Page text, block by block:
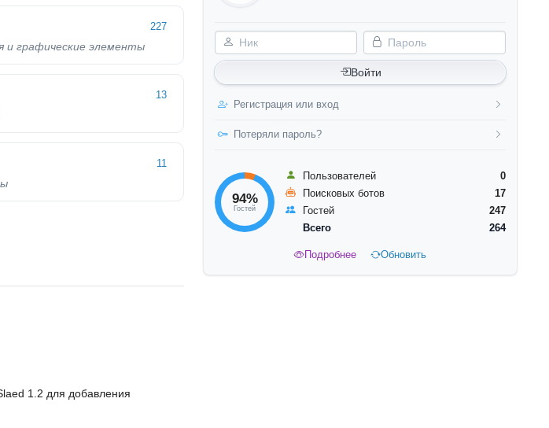
227
и графические элементы
13
11
1.2 для добавления
Ник Пароль
Войти
Регистрация или вход
Потеряли пароль?
94%
Гостей
Пользователей
0
Поисковых ботов
17
Гостей
247
Всего
264
Подробнее Обновить